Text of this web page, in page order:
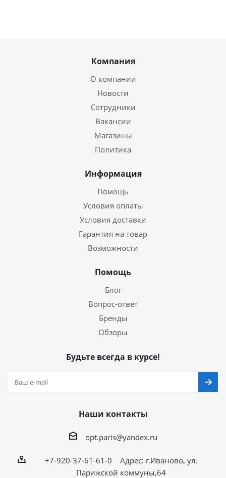
Компания
О компании
Новости
Сотрудники
Вакансии
Магазины
Политика
Информация
Помощь
Условия оплаты
Условия доставки
Гарантия на товар
Возможности
Помощь
Блог
Вопрос-ответ
Бренды
Обзоры
Будьте всегда в курсе!
Наши контакты
opt.paris@yandex.ru
+7-920-37-61-61-0 Адрес: г.Иваново, ул.
Парижской коммуны,64